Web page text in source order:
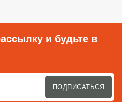
и будьте в
ПОДПИСАТЬСЯ